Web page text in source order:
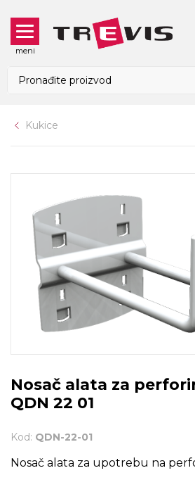
meni
Kukice
Nosač alata za
QDN 22 01
Kod: QDN-22-01
Nosač alata za upotrebu na